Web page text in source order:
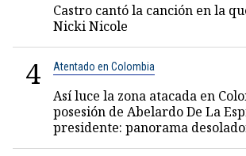
Castro cantó la canción en la
Nicki Nicole
4 Atentado en Colombia
Así luce la zona atacada en
posesión de Abelardo De La
presidente: panorama